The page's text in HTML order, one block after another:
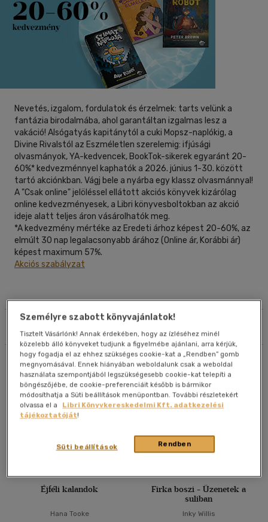
Nevetés, izgalom, fordulatok és érzelmek: tarts velünk a
fantázia birodalmába, ahol garantáltan izgalmas lesz a
vakáció! Alsógatyás kapitánytól a cuki Mopsz-naplókig, a
Divine Rivalstól az Eszméletlen szerelemig: ifjúsági
olvasmányok, YA-kedvencek, BookTok-sikerek egyaránt 20-
60%* kedvezménnyel kaphatók a 2026. június 1-30. között
tartó akciónkban. Vágj bele a nyárba egy klassz olvasmánnyal!
A "Csak online" jelöléssel ellátott akciós könyvek kizárólag
online kedvezményesek, a Libri könyvesboltokban az akció
ideje alatt teljes áron vásárolhatók meg.
*A kedvezmény mértéke az Eredeti árhoz képest 20-60%, az
elmúlt 30 nap legalacsonyabb árához (Online ár, Korábbi ár)
képest maximum 57%.
Akciós szabályzat
6 -10 év (30)
10 - 14 év(23)
14 - 18 év (33)
(78)
Gyermek és ifjúsági(32)
Felnőtt(14)
Nyelv szerint
Magyar (216)
Alkalmaz
40 db / oldal
Alkalmaz
Összesen 216db
Éjféli kalandok
Hana Tooke
Firka boszi - Üzenetek a
suliban
Inky Willis
Személyre szabott könyvajánlatok!
Tisztelt Vásárlónk! Annak érdekében, hogy az ízléséhez minél
közelebb álló könyveket tudjunk a figyelmébe ajánlani, arra kérjük,
hogy fogadja el az ehhez szükséges cookie-kat a „Rendben” gomb
megnyomásával. Ennek hiányában weboldalunk csak a weboldal
használata szempontjából legszükségesebb cookie-kat telepíti a
böngészőjébe, de cookie-preferenciáit később is bármikor
módosíthatja a Süti beállítások menüpontban. További részletekért
olvassa el a
Libri Könyvkereskedelmi Kft. adatkezelési
tájékoztatóját!
Rendben
Süti beállítások